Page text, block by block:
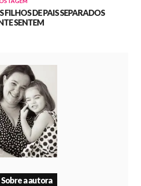
FILHOS DE PAIS SEPARADOS
SENTEM
Sobre a autora